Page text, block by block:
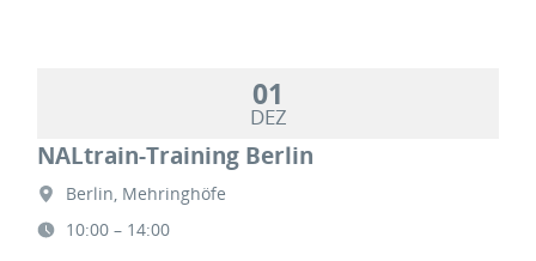
01
DEZ
NALtrain-Training Berlin
Berlin, Mehringhöfe
10:00 – 14:00